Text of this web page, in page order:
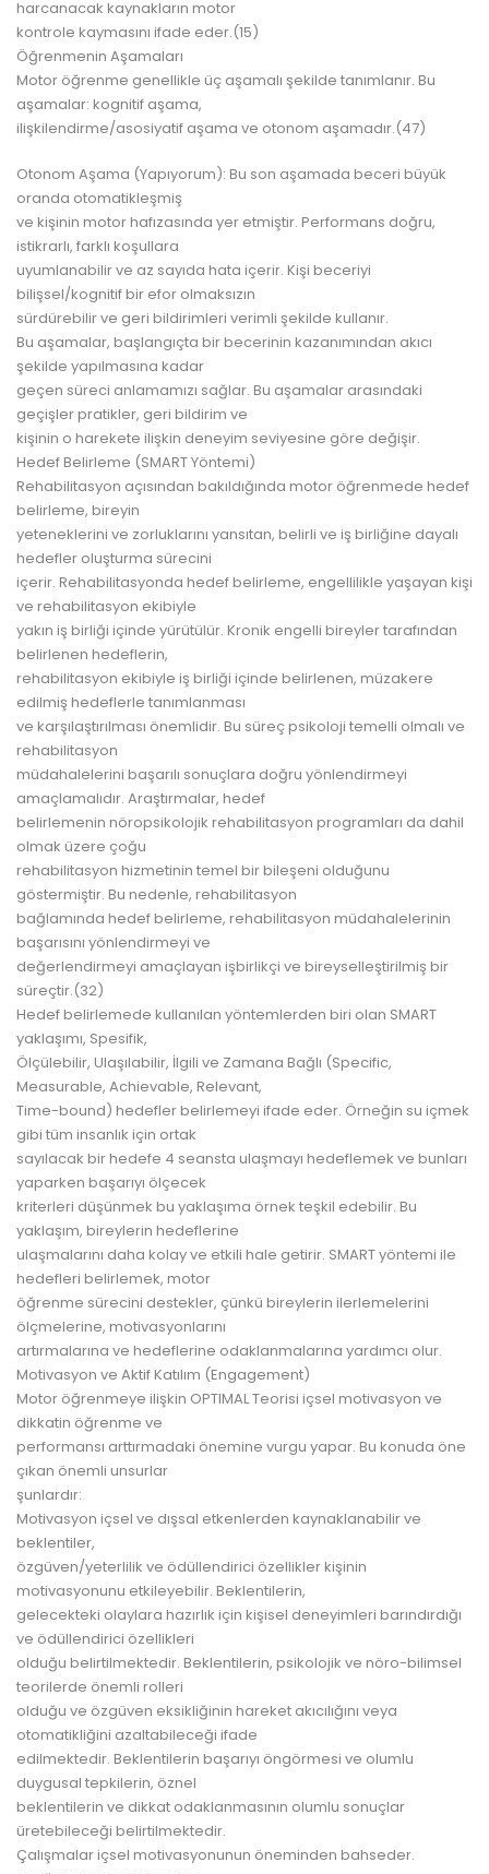
harcanacak kaynakların motor
kontrole kaymasını ifade eder.(15)
Öğrenmenin Aşamaları
Motor öğrenme genellikle üç aşamalı şekilde tanımlanır. Bu
aşamalar: kognitif aşama,
ilişkilendirme/asosiyatif aşama ve otonom aşamadır.(47)
Otonom Aşama (Yapıyorum): Bu son aşamada beceri büyük
oranda otomatikleşmiş
ve kişinin motor hafızasında yer etmiştir. Performans doğru,
istikrarlı, farklı koşullara
uyumlanabilir ve az sayıda hata içerir. Kişi beceriyi
bilişsel/kognitif bir efor olmaksızın
sürdürebilir ve geri bildirimleri verimli şekilde kullanır.
Bu aşamalar, başlangıçta bir becerinin kazanımından akıcı
şekilde yapılmasına kadar
geçen süreci anlamamızı sağlar. Bu aşamalar arasındaki
geçişler pratikler, geri bildirim ve
kişinin o harekete ilişkin deneyim seviyesine göre değişir.
Hedef Belirleme (SMART Yöntemi)
Rehabilitasyon açısından bakıldığında motor öğrenmede hedef
belirleme, bireyin
yeteneklerini ve zorluklarını yansıtan, belirli ve iş birliğine dayalı
hedefler oluşturma sürecini
içerir. Rehabilitasyonda hedef belirleme, engellilikle yaşayan kişi
ve rehabilitasyon ekibiyle
yakın iş birliği içinde yürütülür. Kronik engelli bireyler tarafından
belirlenen hedeflerin,
rehabilitasyon ekibiyle iş birliği içinde belirlenen, müzakere
edilmiş hedeflerle tanımlanması
ve karşılaştırılması önemlidir. Bu süreç psikoloji temelli olmalı ve
rehabilitasyon
müdahalelerini başarılı sonuçlara doğru yönlendirmeyi
amaçlamalıdır. Araştırmalar, hedef
belirlemenin nöropsikolojik rehabilitasyon programları da dahil
olmak üzere çoğu
rehabilitasyon hizmetinin temel bir bileşeni olduğunu
göstermiştir. Bu nedenle, rehabilitasyon
bağlamında hedef belirleme, rehabilitasyon müdahalelerinin
başarısını yönlendirmeyi ve
değerlendirmeyi amaçlayan işbirlikçi ve bireyselleştirilmiş bir
süreçtir.(32)
Hedef belirlemede kullanılan yöntemlerden biri olan SMART
yaklaşımı, Spesifik,
Ölçülebilir, Ulaşılabilir, İlgili ve Zamana Bağlı (Specific,
Measurable, Achievable, Relevant,
Time-bound) hedefler belirlemeyi ifade eder. Örneğin su içmek
gibi tüm insanlık için ortak
sayılacak bir hedefe 4 seansta ulaşmayı hedeflemek ve bunları
yaparken başarıyı ölçecek
kriterleri düşünmek bu yaklaşıma örnek teşkil edebilir. Bu
yaklaşım, bireylerin hedeflerine
ulaşmalarını daha kolay ve etkili hale getirir. SMART yöntemi ile
hedefleri belirlemek, motor
öğrenme sürecini destekler, çünkü bireylerin ilerlemelerini
ölçmelerine, motivasyonlarını
artırmalarına ve hedeflerine odaklanmalarına yardımcı olur.
Motivasyon ve Aktif Katılım (Engagement)
Motor öğrenmeye ilişkin OPTIMAL Teorisi içsel motivasyon ve
dikkatin öğrenme ve
performansı arttırmadaki önemine vurgu yapar. Bu konuda öne
çıkan önemli unsurlar
şunlardır:
Motivasyon içsel ve dışsal etkenlerden kaynaklanabilir ve
beklentiler,
özgüven/yeterlilik ve ödüllendirici özellikler kişinin
motivasyonunu etkileyebilir. Beklentilerin,
gelecekteki olaylara hazırlık için kişisel deneyimleri barındırdığı
ve ödüllendirici özellikleri
olduğu belirtilmektedir. Beklentilerin, psikolojik ve nöro-bilimsel
teorilerde önemli rolleri
olduğu ve özgüven eksikliğinin hareket akıcılığını veya
otomatikliğini azaltabileceği ifade
edilmektedir. Beklentilerin başarıyı öngörmesi ve olumlu
duygusal tepkilerin, öznel
beklentilerin ve dikkat odaklanmasının olumlu sonuçlar
üretebileceği belirtilmektedir.
Çalışmalar içsel motivasyonunun öneminden bahseder.